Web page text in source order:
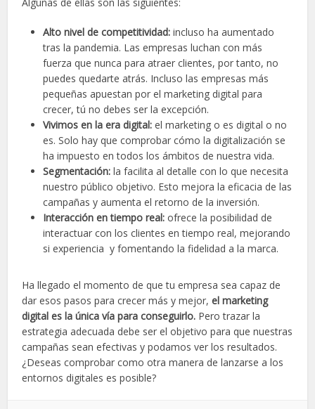
Alto nivel de competitividad: incluso ha aumentado
tras la pandemia. Las empresas luchan con más
fuerza que nunca para atraer clientes, por tanto, no
puedes quedarte atrás. Incluso las empresas más
pequeñas apuestan por el marketing digital para
crecer, tú no debes ser la excepción.
Vivimos en la era digital: el marketing o es digital o no
es. Solo hay que comprobar cómo la digitalización se
ha impuesto en todos los ámbitos de nuestra vida.
Segmentación: la facilita al detalle con lo que necesita
nuestro público objetivo. Esto mejora la eficacia de las
campañas y aumenta el retorno de la inversión.
Interacción en tiempo real: ofrece la posibilidad de
interactuar con los clientes en tiempo real, mejorando
si experiencia y fomentando la fidelidad a la marca.
Ha llegado el momento de que tu empresa sea capaz de
dar esos pasos para crecer más y mejor,el marketing
digital es la única vía para conseguirlo. Pero trazar la
estrategia adecuada debe ser el objetivo para que nuestras
campañas sean efectivas y podamos ver los resultados.
¿Deseas comprobar como otra manera de lanzarse a los
entornos digitales es posible?